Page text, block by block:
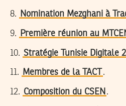
8. Nomination Mezghani à
9. Première réunion au
10. Stratégie Tunisie Digitale
11. Membres de la TACT .
12. Composition du CSEN .